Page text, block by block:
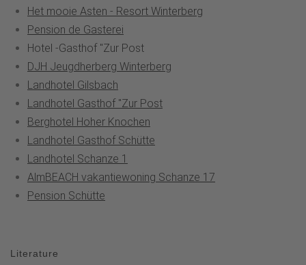
Het mooie Asten - Resort Winterberg
Pension de Gasterei
Hotel -Gasthof "Zur Post
DJH Jeugdherberg Winterberg
Landhotel Gilsbach
Landhotel Gasthof "Zur Post
Berghotel Hoher Knochen
Landhotel Gasthof Schütte
Landhotel Schanze 1
AlmBEACH vakantiewoning Schanze 17
Pension Schütte
Literature